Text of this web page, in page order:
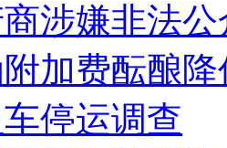
涉嫌非法
加费酝酿降
停运调查